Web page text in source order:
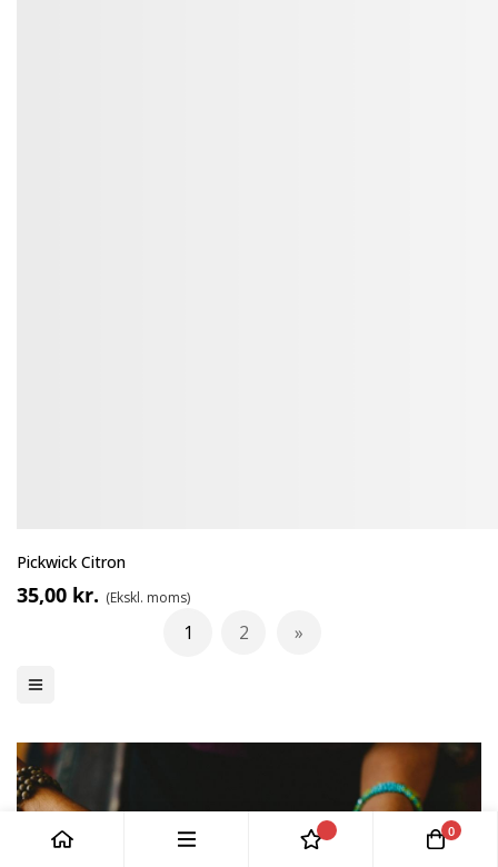
Pickwick Citron
35,00 kr.
Side
Du læser i øjeblikket side
1 Side
2 Side
Videre
0